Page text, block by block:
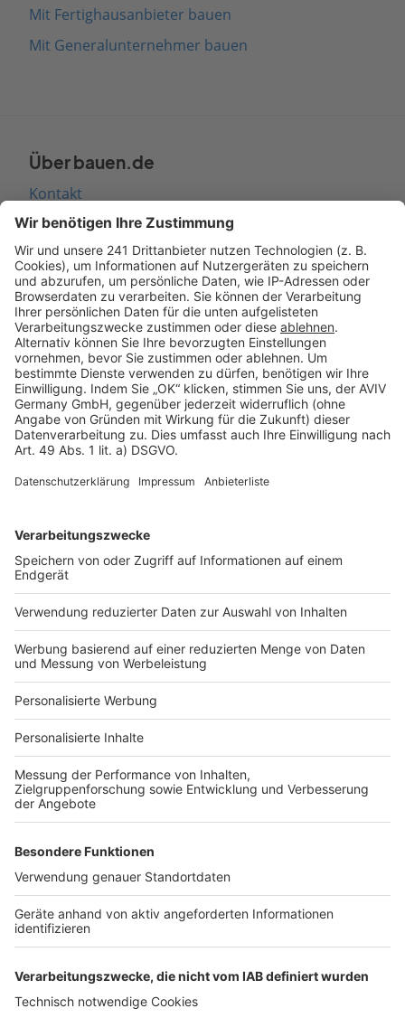
Mit Fertighausanbieter bauen
Mit Generalunternehmer bauen
Über bauen.de
Kontakt
Seitenaufbau
Barrierefreiheit
Cookie Einstellungen
Rechtliches
AGB-Übersicht
Datenschutz
Impressum
Services
Bauprojekt-Quiz
Häuser-Suche
Hausanbieter-Suche
Bauprojekt-Profil
Für Unternehmen
Ihre Baufirma auf bauen.de
Kostenloses Infogespräch